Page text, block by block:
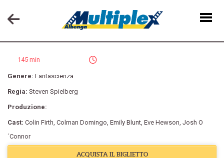
DISCLOSURE DAY
145 min
Genere: Fantascienza
Regia: Steven Spielberg
Produzione:
Cast: Colin Firth, Colman Domingo, Emily Blunt, Eve Hewson, Josh O
´Connor
ACQUISTA IL BIGLIETTO